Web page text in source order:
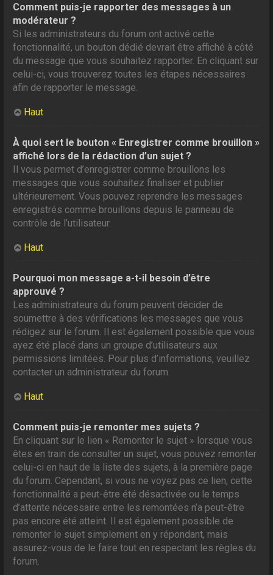
Comment puis-je rapporter des messages à un
modérateur ?
Si les administrateurs du forum ont activé cette
fonctionnalité, un bouton dédié devrait être affiché à côté
du message que vous souhaitez rapporter. En cliquant sur
celui-ci, vous trouverez toutes les étapes nécessaires
afin de rapporter le message.
Haut
À quoi sert le bouton « Enregistrer comme brouillon »
affiché lors de la rédaction d’un sujet ?
Il vous permet d’enregistrer comme brouillons les
messages que vous souhaitez finaliser et publier
ultérieurement. Vous pouvez reprendre les messages
enregistrés comme brouillons depuis le panneau de
contrôle de l’utilisateur.
Haut
Pourquoi mon message a-t-il besoin d’être
approuvé ?
Les administrateurs du forum peuvent décider de
soumettre à des vérifications les messages que vous
rédigez sur le forum. Il est également possible que vous
ayez été placé dans un groupe d’utilisateurs aux
permissions limitées. Pour plus d’informations, veuillez
contacter un administrateur du forum.
Haut
Comment puis-je remonter mes sujets ?
En cliquant sur le lien « Remonter le sujet » lorsque vous
êtes en train de consulter un sujet, vous pouvez remonter
celui-ci en haut de la liste des sujets, à la première page
du forum. Cependant, si vous ne voyez pas ce lien, cette
fonctionnalité a peut-être été désactivée ou le temps
d’attente nécessaire entre les remontées n’a peut-être
pas encore été atteint. Il est également possible de
remonter le sujet simplement en y répondant, mais
assurez-vous de le faire tout en respectant les règles du
forum.